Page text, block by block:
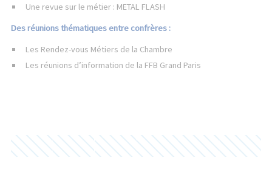
Une revue sur le métier : METAL FLASH
Des réunions thématiques entre confrères :
Les Rendez-vous Métiers de la Chambre
Les réunions d’information de la FFB Grand Paris